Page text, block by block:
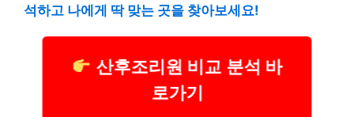
석하고 나에게 딱 맞는 곳을 찾아보세요!
산후조리원 비교 분석 바
로가기